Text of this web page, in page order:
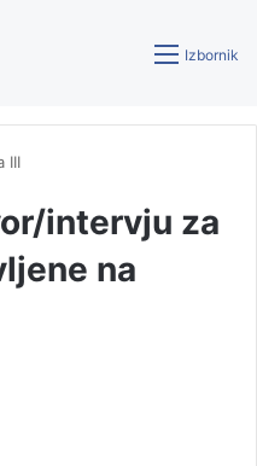
Izbornik
III
intervju za
na